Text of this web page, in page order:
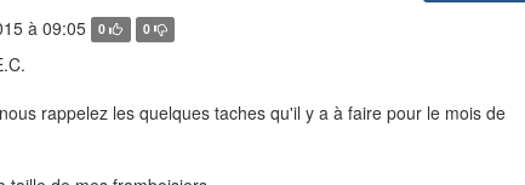
à 09:05 0 0
rappelez les quelques taches qu'il y a à faire pour le mois de